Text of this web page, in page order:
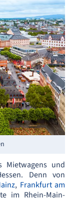
Mietwagens und
Denn von
, Frankfurt am
im Rhein-Main-